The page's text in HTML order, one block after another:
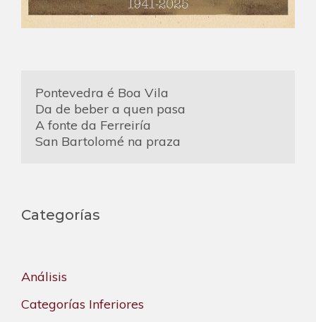
Pontevedra é Boa Vila
Da de beber a quen pasa
A fonte da Ferreiría
San Bartolomé na praza
Categorías
Análisis
Categorías Inferiores